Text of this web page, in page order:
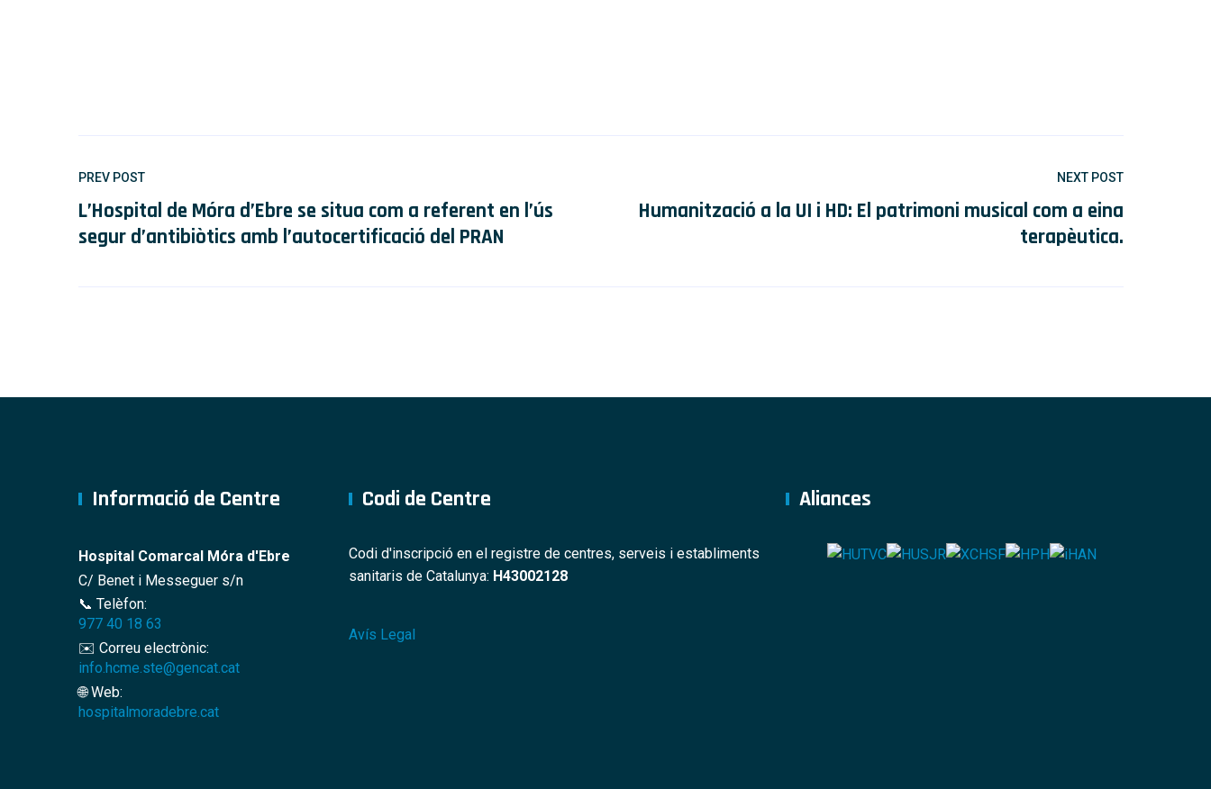
PREV POST
L’Hospital de Móra d’Ebre se situa com a referent en l’ús
segur d’antibiòtics amb l’autocertificació del PRAN
NEXT POST
Humanització a la UI i HD: El patrimoni musical com a eina
terapèutica.
Informació de Centre
Hospital Comarcal Móra d'Ebre
C/ Benet i Messeguer s/n
📞 Telèfon:
977 40 18 63
✉️ Correu electrònic:
info.hcme.ste@gencat.cat
🌐 Web:
hospitalmoradebre.cat
Codi de Centre
Codi d'inscripció en el registre de centres, serveis i establiments
sanitaris de Catalunya: H43002128
Avís Legal
Aliances